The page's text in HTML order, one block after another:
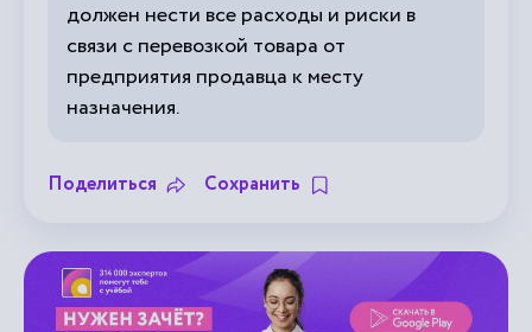
должен нести все расходы и риски в
связи с перевозкой товара от
предприятия продавца к месту
назначения.
Поделиться Сохранить